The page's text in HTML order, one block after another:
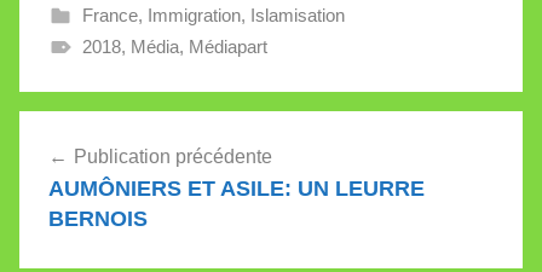
Pas plus qu’un athée ou
un chrétien qui
France, Immigration, Islamisation
2018, Média, Médiapart
de
l’article
Publication précédente
AUMÔNIERS ET ASILE: UN LEURRE
BERNOIS